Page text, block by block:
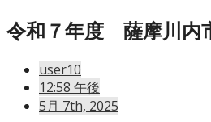
令和７年度 薩摩川内
user10
12:58 午後
5月 7th, 2025